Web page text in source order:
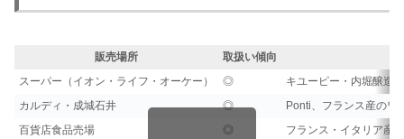
販売場所
取扱い傾向
スーパー（イオン・ライフ・オーケー）
◎
キユーピー・内堀醸造
カルディ・成城石井
◎
Ponti、フランス産のワ
百貨店食品売場
◎
フランス・イタリア産